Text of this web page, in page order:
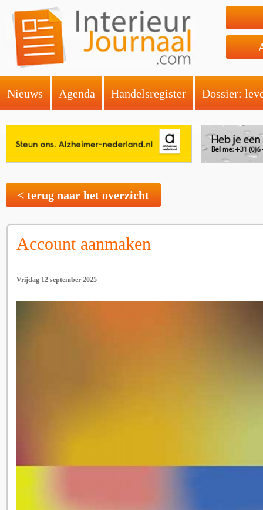
Nieuws Agenda Handelsregister Dossier:
< terug naar het overzicht
Account aanmaken
Vrijdag 12 september 2025